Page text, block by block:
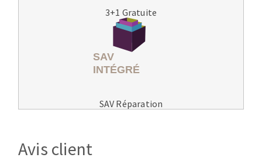
3+1 Gratuite
SAV Réparation
Avis client